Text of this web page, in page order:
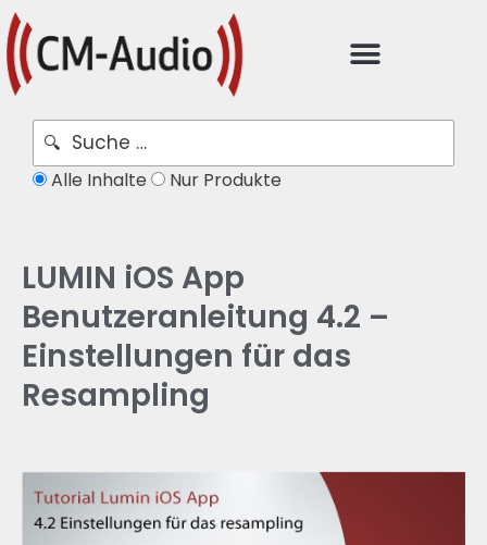
Alle Inhalte Nur Produkte
LUMIN iOS App
Benutzeranleitung 4.2 –
Einstellungen für das
Resampling